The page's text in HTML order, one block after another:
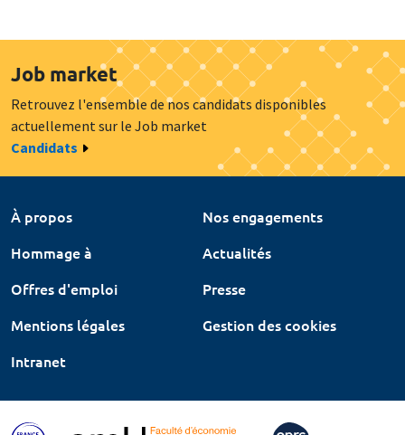
Job market
Retrouvez l'ensemble de nos candidats disponibles
actuellement sur le Job market
Candidats
À propos
Nos engagements
Hommage à
Actualités
Offres d'emploi
Presse
Mentions légales
Gestion des cookies
Intranet